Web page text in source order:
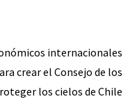
internacionales
crear el Consejo de los
los cielos de Chile